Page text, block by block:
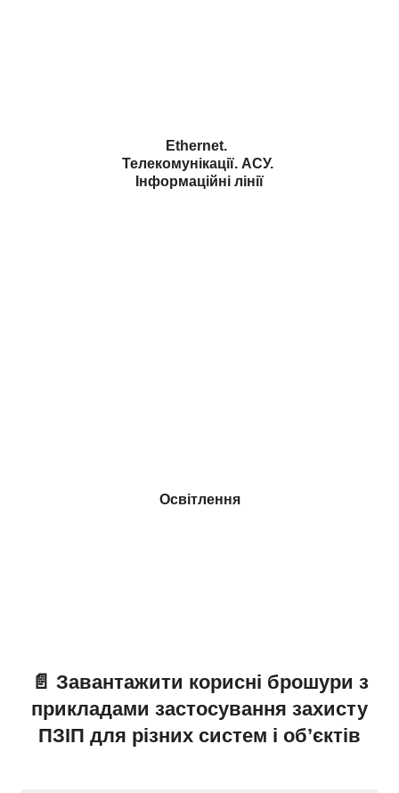
Ethernet.
Телекомунікації. АСУ.
Інформаційні лінії
Освітлення
📄 Завантажити корисні брошури з
прикладами застосування захисту
ПЗІП для різних систем і об’єктів